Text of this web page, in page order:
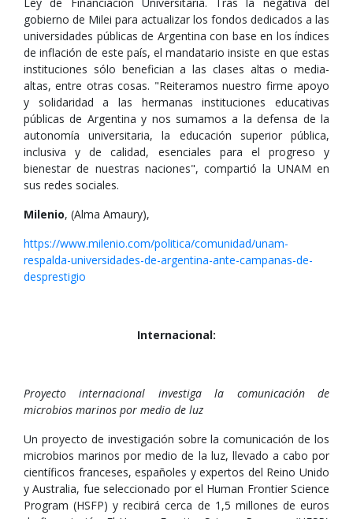
gobierno de Milei para actualizar los fondos dedicados a las
universidades públicas de Argentina con base en los índices
de inflación de este país, el mandatario insiste en que estas
instituciones sólo benefician a las clases altas o media-
altas, entre otras cosas. "Reiteramos nuestro firme apoyo
y solidaridad a las hermanas instituciones educativas
públicas de Argentina y nos sumamos a la defensa de la
autonomía universitaria, la educación superior pública,
inclusiva y de calidad, esenciales para el progreso y
bienestar de nuestras naciones", compartió la UNAM en
sus redes sociales.
Milenio, (Alma Amaury),
https://www.milenio.com/politica/comunidad/unam-
respalda-universidades-de-argentina-ante-campanas-de-
desprestigio
Internacional:
Proyecto internacional investiga la comunicación de
microbios marinos por medio de luz
Un proyecto de investigación sobre la comunicación de los
microbios marinos por medio de la luz, llevado a cabo por
científicos franceses, españoles y expertos del Reino Unido
y Australia, fue seleccionado por el Human Frontier Science
Program (HSFP) y recibirá cerca de 1,5 millones de euros